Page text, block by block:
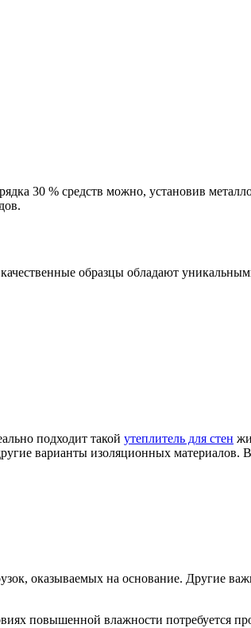
30 % средств можно, установив
образцы обладают
подходит такой утеплитель для стен
варианты изоляционных материалов.
оказываемых на основание. Другие
повышенной влажности потребуется